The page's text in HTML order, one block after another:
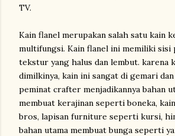
TV.
Kain flanel merupakan salah satu kain
multifungsi. Kain flanel ini memiliki sisi
tekstur yang halus dan lembut. karena
dimilkinya, kain ini sangat di gemari
peminat crafter menjadikannya bahan
membuat kerajinan seperti boneka,
bros, lapisan furniture seperti kursi,
bahan utama membuat bunga seperti